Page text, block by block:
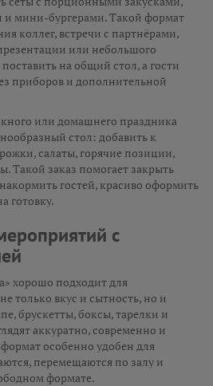
и мини-бургерами. Такой формат
коллег, встречи с партнёрами,
или небольшого
на общий стол, а гости
приборов и дополнительной
или домашнего праздника
стол: добавить к
салаты, горячие позиции,
Такой заказ помогает закрыть
гостей, красиво оформить
готовку.
с
хорошо подходит для
только вкус и сытность, но и
брускетты, боксы, тарелки и
аккуратно, современно и
особенно удобен для
перемещаются по залу и
формате.